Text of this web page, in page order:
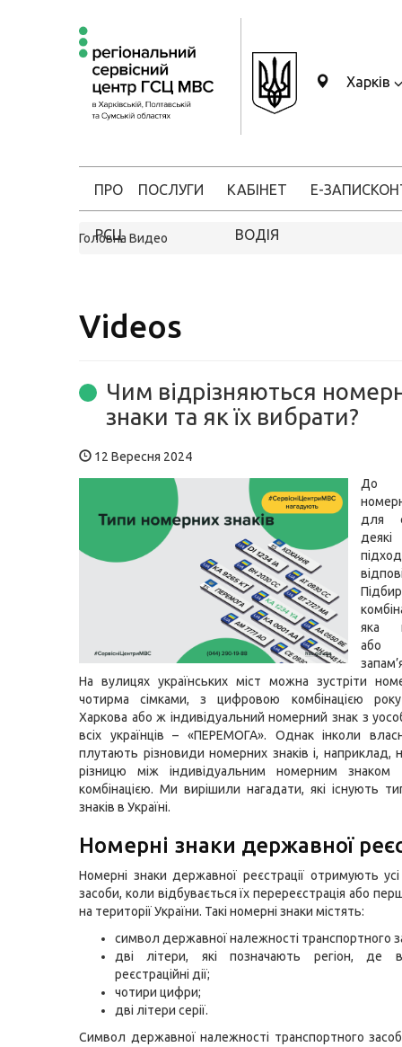
Харків
ПРО
РСЦ
ПОСЛУГИ КАБІНЕТ
ВОДІЯ
Е-ЗАПИС
Головна Видео
Videos
Чим відрізняються
знаки та як їх вибрати?
12 Вересня 2024
До
для
яка
На вулицях українських міст можна зустріти
чотирма сімками, з цифровою комбінацією року
Харкова або ж індивідуальний номерний знак з
всіх українців – «ПЕРЕМОГА». Однак інколи
плутають різновиди номерних знаків і, наприклад,
різницю між індивідуальним номерним
комбінацією. Ми вирішили нагадати, які існують
знаків в Україні.
Номерні знаки державної
Номерні знаки державної реєстрації отримують усі
засоби, коли відбувається їх перереєстрація або
на території України. Такі номерні знаки містять:
символ державної належності транспортного
дві літери, які позначають регіон, де
реєстраційні дії;
чотири цифри;
дві літери серії.
Символ державної належності транспортного